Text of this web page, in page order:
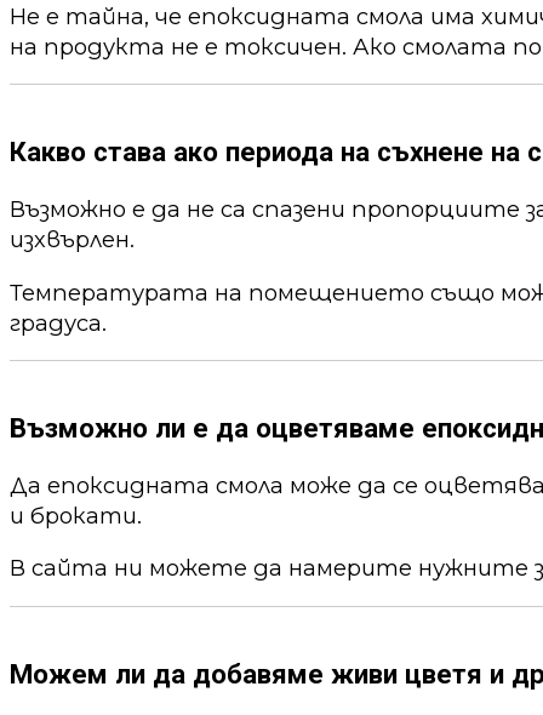
Не е тайна, че епоксидната смола има
на продукта не е токсичен. Ако смолата
Какво става ако периода на съхнене
Възможно е да не са спазени пропорциите
изхвърлен.
Температурата на помещението също
градуса.
Възможно ли е да оцветяваме
Да епоксидната смола може да се
и брокати.
В сайта ни можете да намерите нужните
Можем ли да добавяме живи цветя и